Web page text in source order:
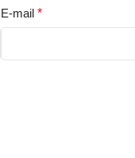
E-mail *